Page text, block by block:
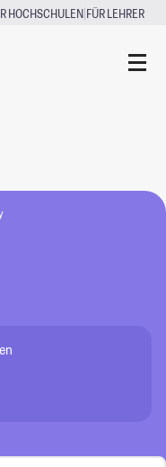
HOCHSCHULEN|FÜR LEHRER